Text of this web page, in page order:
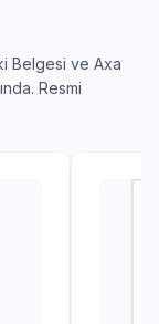
Belgesi ve Axa
Resmi